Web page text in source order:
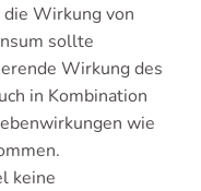
Wirkung von
sollte
Wirkung des
in Kombination
wie
keine